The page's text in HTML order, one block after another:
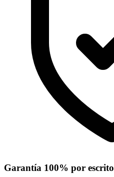
Garantía 100% por escrito